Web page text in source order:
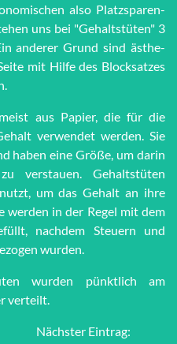
also Platz­spar­en­
uns bei "Ge­halts­tü­ten" 3
anderer Grund sind äs­the­
mit Hilfe des Block­satzes
aus Papier, die für die
verwendet werden. Sie
haben eine Größe, um darin
verstauen. Gehaltstüten
um das Gehalt an ihre
werden in der Regel mit dem
nachdem Steuern und
wurden.
wurden pünktlich am
verteilt.
Nächster Eintrag: